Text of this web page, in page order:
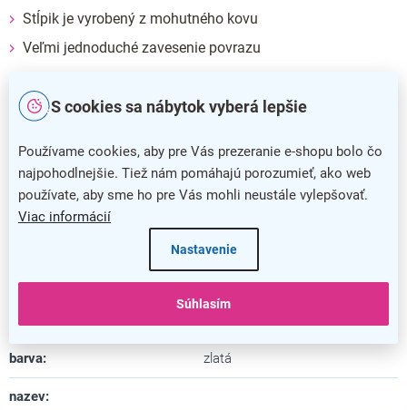
S cookies sa nábytok vyberá lepšie
Používame cookies, aby pre Vás prezeranie e-shopu bolo čo
najpohodlnejšie. Tiež nám pomáhajú porozumieť, ako web
používate, aby sme ho pre Vás mohli neustále vylepšovať.
Viac informácií
Nastavenie
Súhlasím
Stĺpik je vyrobený z mohutného kovu
Veľmi jednoduché zavesenie povrazu
Dodatočné parametre
Farba: zlatá
Záruka
31 cm
Výška: 94 cm
Materiál
barva: zlatá
nazev: